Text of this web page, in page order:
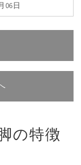
06日
の特徴